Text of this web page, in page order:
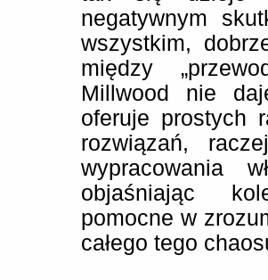
negatywnym
wszystkim,
między
Millwood nie
oferuje prostych
rozwiązań,
wypracowania
objaśniając
pomocne w
całego tego